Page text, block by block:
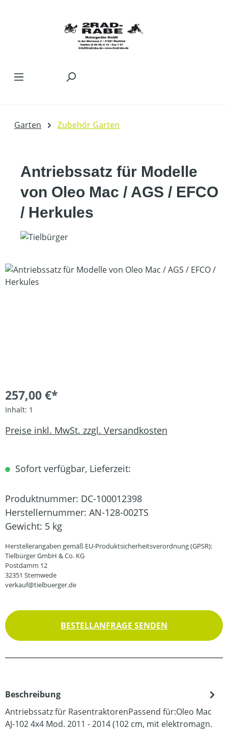
Garten Zubehör Garten
Antriebssatz für Modelle
von Oleo Mac / AGS / EFCO
/ Herkules
Bildergalerie überspringen
257,00 €*
Inhalt: 1
Preise inkl. MwSt. zzgl. Versandkosten
Sofort verfügbar, Lieferzeit:
Produktnummer: DC-100012398
Herstellernummer: AN-128-002TS
Gewicht: 5 kg
Herstellerangaben gemäß EU-Produktsicherheitsverordnung (GPSR):
Tielbürger GmbH & Co. KG
Postdamm 12
32351 Stemwede
verkauf@tielbuerger.de
BESTELLANFRAGE SENDEN
Beschreibung
Antriebssatz für RasentraktorenPassend für:Oleo Mac
AJ-102 4x4 Mod. 2011 - 2014 (102 cm, mit elektromagn.